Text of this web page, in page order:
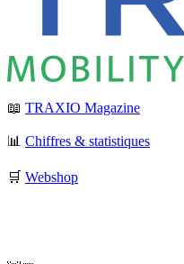
📖 TRAXIO Magazine
📊 Chiffres & statistiques
🛒 Webshop